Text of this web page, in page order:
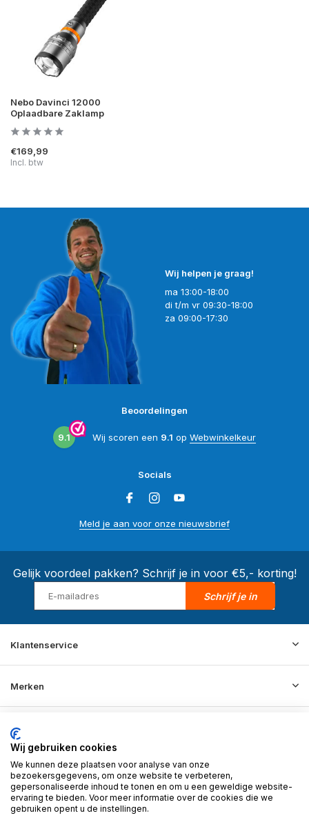
Nebo Davinci 12000
Oplaadbare Zaklamp
€169,99
Incl. btw
Wij helpen je graag!
ma 13:00-18:00
di t/m vr 09:30-18:00
za 09:00-17:30
Beoordelingen
9.1 Wij scoren een 9.1 op Webwinkelkeur
Socials
Meld je aan voor onze nieuwsbrief
Gelijk voordeel pakken? Schrijf je in voor €5,- korting!
Schrijf je in
Klantenservice
Merken
Informatie
Contact
© 2026 BD Store - Theme By
Wij gebruiken cookies
We kunnen deze plaatsen voor analyse van onze
bezoekersgegevens, om onze website te verbeteren,
gepersonaliseerde inhoud te tonen en om u een geweldige website-
ervaring te bieden. Voor meer informatie over de cookies die we
gebruiken opent u de instellingen.